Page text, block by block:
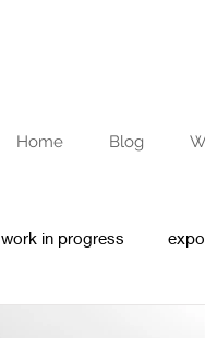
Home Blog
work in progress